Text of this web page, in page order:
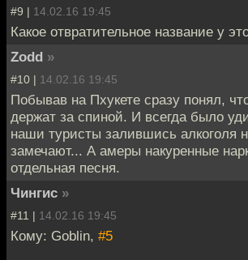
#9 | 14.02.16 19:45
Какое отвратительное название у
Zodd »
#10 | 14.02.16 19:45
Побывав на Пхукете сразу понял,
держат за спиной. И всегда было
наши туристы залившись алкоголя
замечают... А амеры накуренные
отдельная песня.
Чингиc »
#11 | 14.02.16 19:45
Кому: Goblin, #5